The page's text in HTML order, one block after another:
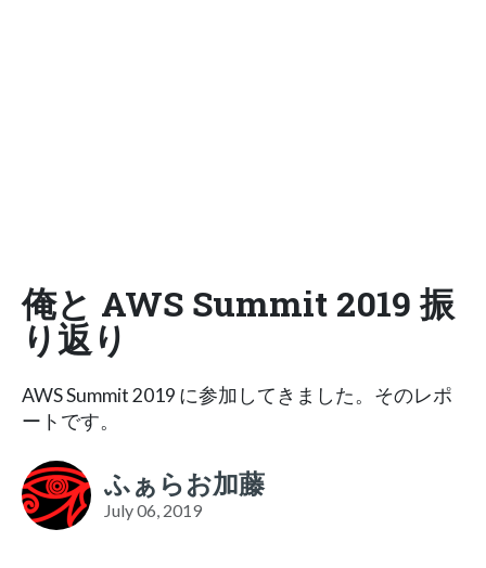
俺と AWS Summit 2019 振
り返り
AWS Summit 2019 に参加してきました。そのレポ
ートです。
ふぁらお加藤
July 06, 2019